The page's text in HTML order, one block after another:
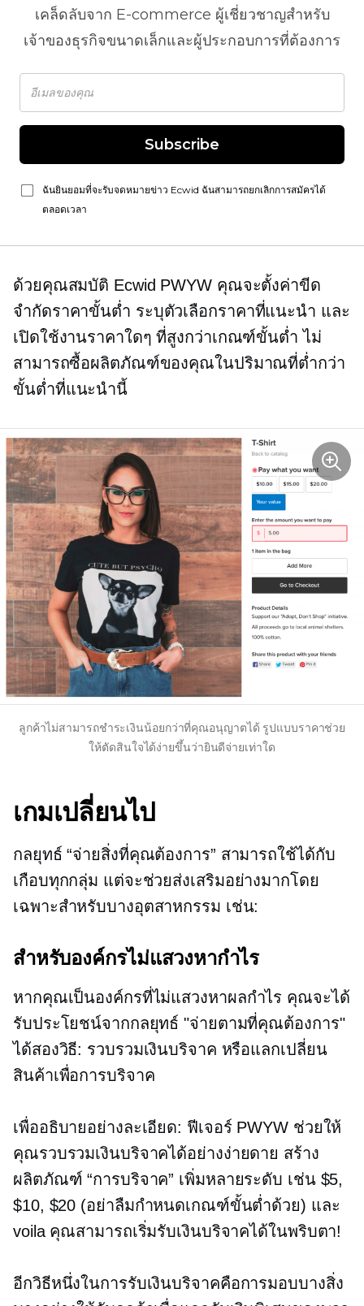
เคล็ดลับจาก E-commerce ผู้เชี่ยวชาญสำหรับ
เจ้าของธุรกิจขนาดเล็กและผู้ประกอบการที่ต้องการ
Subscribe
ฉันยินยอมที่จะรับจดหมายข่าว Ecwid ฉันสามารถยกเลิกการสมัครได้
ตลอดเวลา
ด้วยคุณสมบัติ Ecwid PWYW คุณจะตั้งค่าขีด
จำกัดราคาขั้นต่ำ ระบุตัวเลือกราคาที่แนะนำ และ
เปิดใช้งานราคาใดๆ ที่สูงกว่าเกณฑ์ขั้นต่ำ ไม่
สามารถซื้อผลิตภัณฑ์ของคุณในปริมาณที่ต่ำกว่า
ขั้นต่ำที่แนะนำนี้
ลูกค้าไม่สามารถชำระเงินน้อยกว่าที่คุณอนุญาตได้ รูปแบบราคาช่วย
ให้ตัดสินใจได้ง่ายขึ้นว่ายินดีจ่ายเท่าใด
เกมเปลี่ยนไป
กลยุทธ์ “จ่ายสิ่งที่คุณต้องการ” สามารถใช้ได้กับ
เกือบทุกกลุ่ม แต่จะช่วยส่งเสริมอย่างมากโดย
เฉพาะสำหรับบางอุตสาหกรรม เช่น:
สำหรับองค์กรไม่แสวงหากำไร
หากคุณเป็นองค์กรที่ไม่แสวงหาผลกำไร คุณจะได้
รับประโยชน์จากกลยุทธ์ "จ่ายตามที่คุณต้องการ"
ได้สองวิธี: รวบรวมเงินบริจาค หรือแลกเปลี่ยน
สินค้าเพื่อการบริจาค
เพื่ออธิบายอย่างละเอียด: ฟีเจอร์ PWYW ช่วยให้
คุณรวบรวมเงินบริจาคได้อย่างง่ายดาย สร้าง
ผลิตภัณฑ์ “การบริจาค” เพิ่มหลายระดับ เช่น $5,
$10, $20 (อย่าลืมกำหนดเกณฑ์ขั้นต่ำด้วย) และ
voila คุณสามารถเริ่มรับเงินบริจาคได้ในพริบตา!
อีกวิธีหนึ่งในการรับเงินบริจาคคือการมอบบางสิ่ง